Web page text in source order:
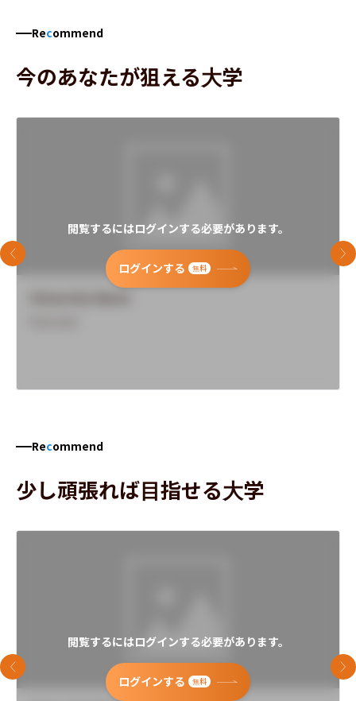
Recommend
今のあなたが狙える大学
閲覧するにはログインする必要があります。
ログインする 無料
前のスライド 次
Recommend
少し頑張れば目指せる大学
閲覧するにはログインする必要があります。
ログインする 無料
前のスライド 次